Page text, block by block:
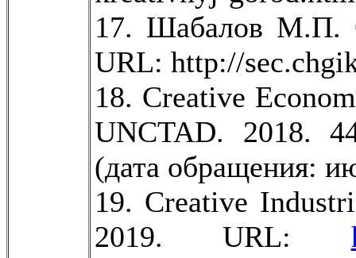
17. Шабалов М.П.
URL: http://
18. Creative
UNCTAD. 2018.
(дата обращения:
19. Creative
2019. URL: